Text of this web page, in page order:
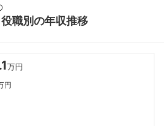
職別の年収推移
万円
円